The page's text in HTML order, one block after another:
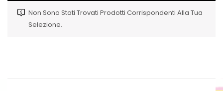
Non Sono Stati Trovati Prodotti Corrispondenti Alla Tua
Selezione.